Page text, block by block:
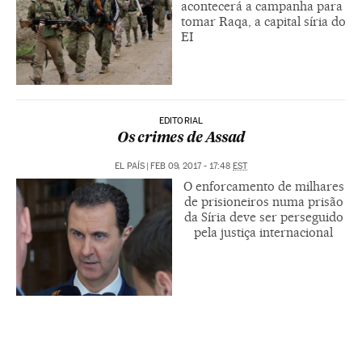
acontecerá a campanha para
tomar Raqa, a capital síria do
EI
EDITORIAL
Os crimes de Assad
EL PAÍS FEB 09, 2017 - 17:48 EST
O enforcamento de milhares
de prisioneiros numa prisão
da Síria deve ser perseguido
pela justiça internacional